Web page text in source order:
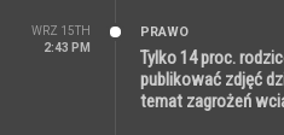
WRZ 15TH
2:43 PM
PRAWO
Tylko 14 proc.
publikować zdjęć
temat zagrożeń